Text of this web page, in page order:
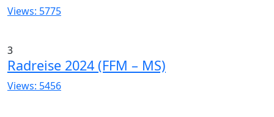
Views: 5775
3
Radreise 2024 (FFM – MS)
Views: 5456